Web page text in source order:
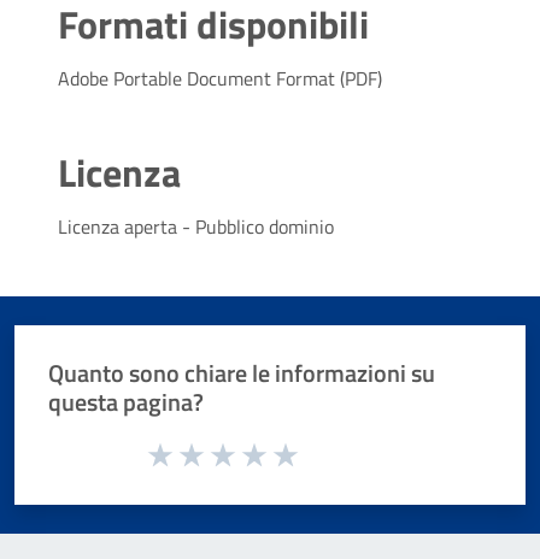
Formati disponibili
Adobe Portable Document Format (PDF)
Licenza
Licenza aperta - Pubblico dominio
Quanto sono chiare le informazioni su
questa pagina?
Valuta da 1 a 5 stelle la pagina